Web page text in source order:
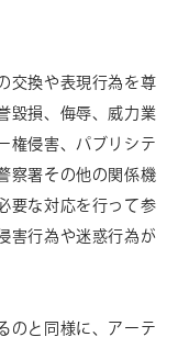
交換や表現行為を尊
毀損、侮辱、威力業
権侵害、パブリシテ
察署その他の関係機
要な対応を行って参
害行為や迷惑行為が
のと同様に、アーテ